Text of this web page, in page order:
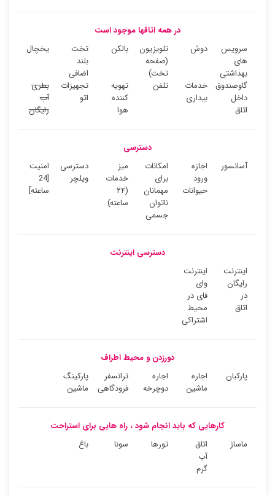
در همه اتاقها موجود است
سرویس
های
بهداشتی
دوش
تلویزیون
(صفحه
تخت)
بالکن
تخت
بلند
اضافی
یخچال
گاوصندوق
داخل
اتاق
خدمات
بیداری
تلفن
تهویه
کننده
هوا
تجهیزات
اتو
بطری
آب
رایگان
دسترسی
آسانسور
اجازه
ورود
حیوانات
امکانات
برای
مهمانان
ناتوان
جسمی
میز
خدمات
(۲۴
ساعته)
دسترسی
ویلچر
امنیت
[24
ساعته]
دسترسی اینترنت
اینترنت
رایگان
در
اتاق
اینترنت
وای
فای در
محیط
اشتراکی
دورزدن و محیط اطراف
پارکبان
اجاره
ماشین
اجاره
دوچرخه
ترانسفر
فرودگاهی
پارکینگ
ماشین
کارهایی که باید انجام شود ، راه هایی برای استراحت
ماساژ
اتاق
آب
گرم
تورها سونا باغ